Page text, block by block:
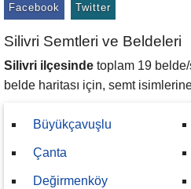
Facebook Twitter
Silivri Semtleri ve Beldeleri
Silivri ilçesinde toplam 19
belde haritası için, semt isimlerine
Büyükçavuşlu
Çanta
Değirmenköy